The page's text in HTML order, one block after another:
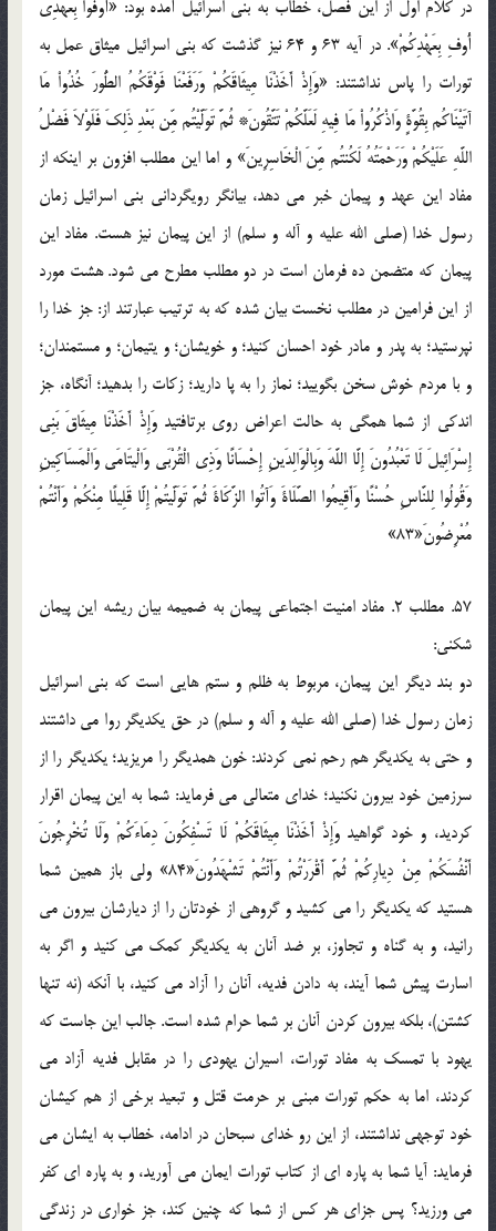
در کلام اول از اين فصل، خطاب به بني اسرائيل آمده بود: «أَوْفُواْ بِعَهْدِي
أُوفِ بِعَهْدِكُمْ». در آيه 63 و 64 نيز گذشت که بني اسرائيل ميثاق عمل به
تورات را پاس نداشتند: «وَإِذْ أَخَذْنَا مِيثَاقَكُمْ وَرَفَعْنَا فَوْقَكُمُ الطُّورَ خُذُواْ مَا
آتَيْنَاكُم بِقُوَّةٍ وَاذْكُرُواْ مَا فِيهِ لَعَلَّكُمْ تَتَّقُونَ* ثُمَّ تَوَلَّيْتُم مِّن بَعْدِ ذَلِكَ فَلَوْلاَ فَضْلُ
اللَّهِ عَلَيْكُمْ وَرَحْمَتُهُ لَكُنتُم مِّنَ الْخَاسِرِينَ» و اما اين مطلب افزون بر اينکه از
مفاد اين عهد و پيمان خبر مي دهد، بيانگر رويگرداني بني اسرائيل زمان
رسول خدا (صلي الله عليه و آله و سلم) از اين پيمان نيز هست. مفاد اين
پيمان که متضمن ده فرمان است در دو مطلب مطرح مي شود. هشت مورد
از اين فرامين در مطلب نخست بيان شده که به ترتيب عبارتند از: جز خدا را
نپرستيد؛ به پدر و مادر خود احسان کنيد؛ و خويشان؛ و يتيمان؛ و مستمندان؛
و با مردم خوش سخن بگوييد؛ نماز را به پا داريد؛ زکات را بدهيد؛ آنگاه، جز
اندکي از شما همگي به حالت اعراض روي برتافتيد وَإِذْ أَخَذْنَا مِيثَاقَ بَنِي
إِسْرَائِيلَ لَا تَعْبُدُونَ إِلَّا اللَّهَ وَبِالْوَالِدَينِ إِحْسَانًا وَذِي الْقُرْبَى وَالْيتَامَى وَالْمَسَاكِينِ
وَقُولُوا لِلنَّاسِ حُسْنًا وَأَقِيمُوا الصَّلَاةَ وَآتُوا الزَّكَاةَ ثُمَّ تَوَلَّيتُمْ إِلَّا قَلِيلًا مِنْكُمْ وَأَنْتُمْ
مُعْرِضُونَ«83»
57. مطلب 2. مفاد امنيت اجتماعي پيمان به ضميمه بيان ريشه اين پيمان
شکني:
دو بند ديگر اين پيمان، مربوط به ظلم و ستم هايي است که بني اسرائيل
زمان رسول خدا (صلي الله عليه و آله و سلم) در حق يکديگر روا مي داشتند
و حتي به يکديگر هم رحم نمي کردند: خون همديگر را مريزيد؛ يکديگر را از
سرزمين خود بيرون نکنيد؛ خداي متعالي مي فرمايد: شما به اين پيمان اقرار
کرديد، و خود گواهيد وَإِذْ أَخَذْنَا مِيثَاقَكُمْ لَا تَسْفِكُونَ دِمَاءَكُمْ وَلَا تُخْرِجُونَ
أَنْفُسَكُمْ مِنْ دِيارِكُمْ ثُمَّ أَقْرَرْتُمْ وَأَنْتُمْ تَشْهَدُونَ«84» ولي باز همين شما
هستيد که يکديگر را مي کشيد و گروهي از خودتان را از ديارشان بيرون مي
رانيد، و به گناه و تجاوز، بر ضد آنان به يکديگر کمک مي کنيد و اگر به
اسارت پيش شما آيند، به دادن فديه، آنان را آزاد مي کنيد، با آنکه (نه تنها
کشتن)، بلکه بيرون کردن آنان بر شما حرام شده است. جالب اين جاست که
يهود با تمسک به مفاد تورات، اسيران يهودي را در مقابل فديه آزاد مي
کردند، اما به حکم تورات مبني بر حرمت قتل و تبعيد برخي از هم کيشان
خود توجهي نداشتند، از اين رو خداي سبحان در ادامه، خطاب به ايشان مي
فرمايد: آيا شما به پاره اي از کتاب تورات ايمان مي آوريد، و به پاره اي کفر
مي ورزيد؟ پس جزاي هر کس از شما که چنين کند، جز خواري در زندگي